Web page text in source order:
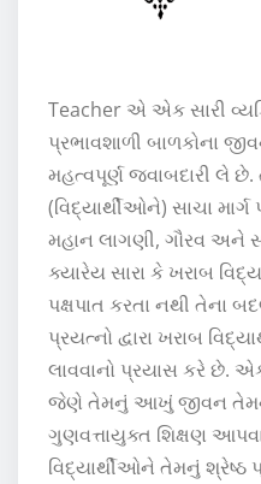
Teacher એ એક સારી
પ્રભાવશાળી બાળકોના
મહત્વપૂર્ણ જવાબદારી લે
(વિદ્યાર્થીઓને) સાચા
મહાન લાગણી, ગૌરવ
ક્યારેય સારા કે ખરાબ
પક્ષપાત કરતા નથી તેના
પ્રયત્નો દ્વારા ખરાબ
લાવવાનો પ્રયાસ કરે છે.
જેણે તેમનું આખું જીવન
ગુણવત્તાયુક્ત શિક્ષણ
વિદ્યાર્થીઓને તેમનું શ્રેષ્ઠ